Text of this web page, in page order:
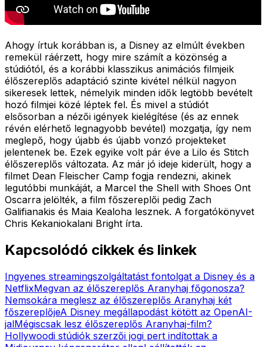
Ahogy írtuk korábban is, a Disney az elmúlt években
remekül ráérzett, hogy mire számít a közönség a
stúdiótól, és a korábbi klasszikus animációs filmjeik
élőszereplős adaptáció szinte kivétel nélkül nagyon
sikeresek lettek, némelyik minden idők legtöbb bevételt
hozó filmjei közé léptek fel. És mivel a stúdiót
elsősorban a nézői igények kielégítése (és az ennek
révén elérhető legnagyobb bevétel) mozgatja, így nem
meglepő, hogy újabb és újabb vonzó projekteket
jelentenek be. Ezek egyike volt pár éve a Lilo és Stitch
élőszereplős változata. Az már jó ideje kiderült, hogy a
filmet Dean Fleischer Camp fogja rendezni, akinek
legutóbbi munkáját, a Marcel the Shell with Shoes Ont
Oscarra jelölték, a film főszereplői pedig Zach
Galifianakis és Maia Kealoha lesznek. A forgatókönyvet
Chris Kekaniokalani Bright írta.
Kapcsolódó cikkek és linkek
Ingyenes streamingszolgáltatást fontolgat a Disney és a
NetflixMegvan az élőszereplős Aranyhaj főgonosza?
Nemsokára meglesz az élőszereplős Aranyhaj két
főszereplőjeA Disney megállapodást kötött az OpenAI-
jalMégiscsak lesz élőszereplős Aranyhaj-film?
Hollywoodi stúdiók szerzői jogi pert indítottak a